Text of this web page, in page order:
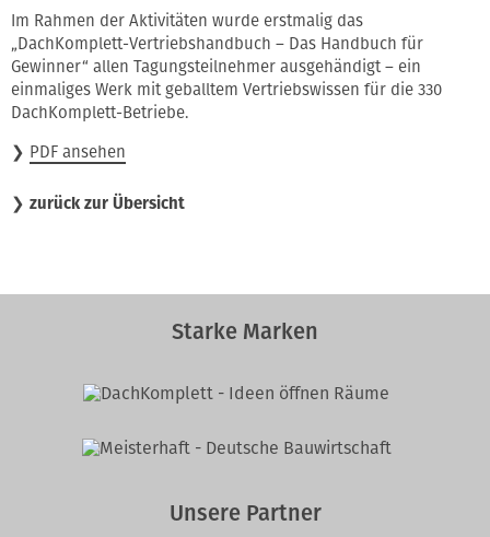
Im Rahmen der Aktivitäten wurde erstmalig das
„DachKomplett-Vertriebshandbuch – Das Handbuch für
Gewinner“ allen Tagungsteilnehmer ausgehändigt – ein
einmaliges Werk mit geballtem Vertriebswissen für die 330
DachKomplett-Betriebe.
❯ PDF ansehen
❯ zurück zur Übersicht
Starke Marken
Unsere Partner